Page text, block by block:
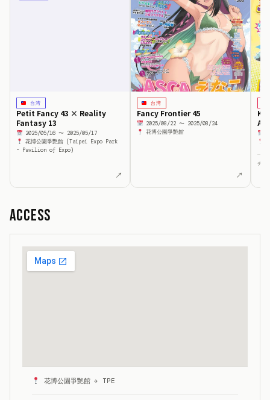
台湾
Petit Fancy 43 × Reality
Fantasy 13
2025/05/16 〜 2025/05/17
花博公園爭艷館 (Taipei Expo Park
- Pavilion of Expo)
↗
台湾
Fancy Frontier 45
2025/08/22 〜 2025/08/24
花博公園爭艷館
↗
チケ
Access
花博公園爭艷館 ✈ TPE